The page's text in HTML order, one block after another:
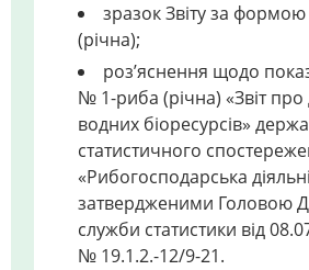
зразок Звіту за
(річна);
роз’яснення щодо
№ 1-риба (річна) «Звіт
водних біоресурсів»
статистичного
«Рибогосподарська
затвердженими Головою
служби статистики від
№ 19.1.2.-12/9-21.